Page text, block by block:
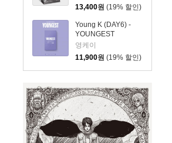
13,400원 (19% 할인)
Young K (DAY6) -
YOUNGEST
[Platform Album
FANS ver.]
영케이
11,900원 (19% 할인)